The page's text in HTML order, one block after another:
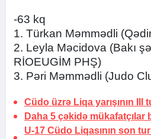
-63 kq
1. Türkan Məmmədli
2. Leyla Məcidova (Bakı
RİOEUGİM PHŞ)
3. Pəri Məmmədli (Judo
Cüdo üzrə Liqa yarışının III
Daha 5 çəkidə mükafatçılar
U-17 Cüdo Liqasının son